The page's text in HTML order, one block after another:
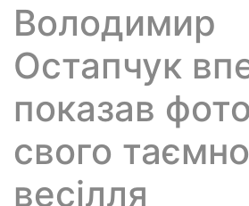
Володимир
Остапчук
показав фото
свого
весілля